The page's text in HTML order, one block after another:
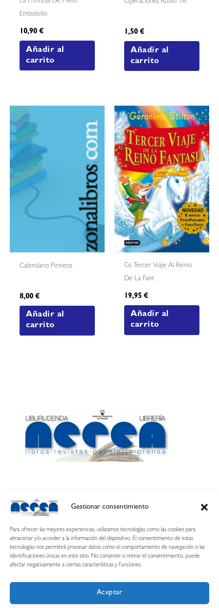
Gestionar consentimiento
Para ofrecer las mejores experiencias, utilizamos tecnologías como las cookies para
almacenar y/o acceder a la información del dispositivo. El consentimiento de estas
tecnologías nos permitirá procesar datos como el comportamiento de navegación o las
identificaciones únicas en este sitio. No consentir o retirar el consentimiento, puede
afectar negativamente a ciertas características y funciones.
Aceptar
Embolsillo
10,90€
Añadir al
carrito
Operaciones Rubio 1A
1,50€
Añadir al
carrito
Calendario Pirineos
8,00€
Añadir al
carrito
Gs Tercer Viaje Al Reino
De La Fant
19,95€
Añadir al
carrito
Calle Esquíroz, 27
687 54 31 70
nerearetamonge@gmail.com